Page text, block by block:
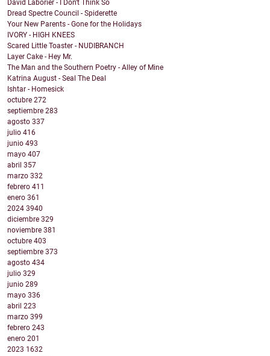
David Laborier - I Don't Think So
Dread Spectre Council - Spiderette
Your New Parents - Gone for the Holidays
IVORY - HIGH KNEES
Scared Little Toaster - NUDIBRANCH
Layer Cake - Hey Mr.
The Man and the Southern Poetry - Alley of Mine
Katrina August - Seal The Deal
Ishtar - Homesick
octubre 272
septiembre 283
agosto 337
julio 416
junio 493
mayo 407
abril 357
marzo 332
febrero 411
enero 361
2024 3940
diciembre 329
noviembre 381
octubre 403
septiembre 373
agosto 434
julio 329
junio 289
mayo 336
abril 223
marzo 399
febrero 243
enero 201
2023 1632